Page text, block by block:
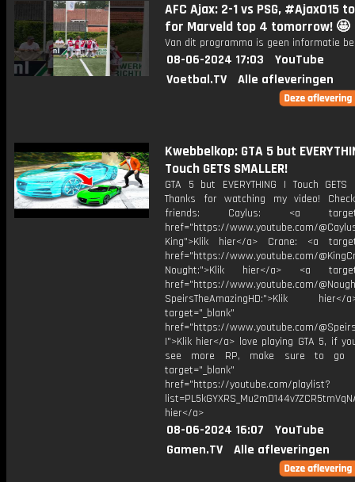
AFC Ajax: 2-1 vs PSG, #AjaxO15
for Marveld top 4 tomorrow! 🤩
Van dit programma is geen informatie
08-06-2024 17:03
YouTube
Voetbal.TV
Alle afleveringen
Kwebbelkop: GTA 5 but
Touch GETS SMALLER!
GTA 5 but EVERYTHING I Touch GETS
Thanks for watching my video!
friends: Caylus: <a
href="https://www.youtube.com/
King">Klik hier</a> Crane: <a
href="https://www.youtube.com/
Nought:">Klik hier</a> <a
href="https://www.youtube.com/
SpeirsTheAmazingHD:">Klik
target="_blank"
href="https://www.youtube.com/
I">Klik hier</a> love playing GTA 5, if
see more RP, make sure to go
target="_blank"
href="https://youtube.com/playlist?
hier</a>
08-06-2024 16:07
YouTube
Gamen.TV
Alle afleveringen